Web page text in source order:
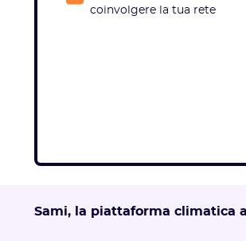
coinvolgere la tua rete
Sami, la piattaforma climatica